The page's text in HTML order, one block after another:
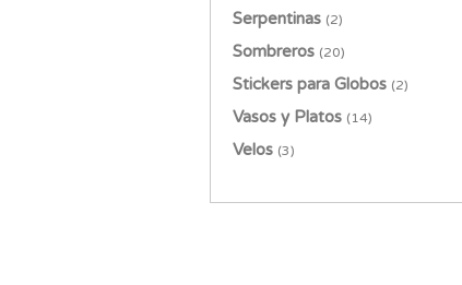
Globos Grados
Globos Infinity
Globos Metalizados (47)
Globos Mil Figuras
Globos Neón
Serpentinas (2)
Sombreros (20)
Stickers para Globos (2)
Vasos y Platos (14)
Velos (3)